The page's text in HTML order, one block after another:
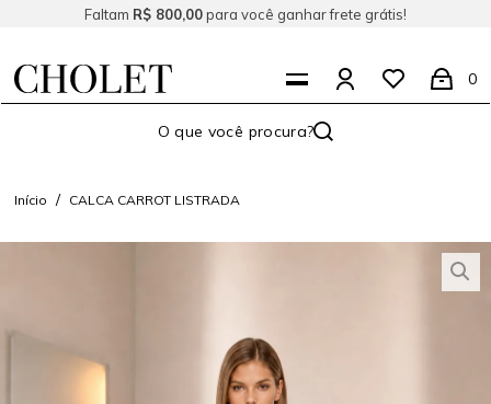
Faltam R$ 800,00para você ganhar frete grátis!
0
Início CALCA CARROT LISTRADA